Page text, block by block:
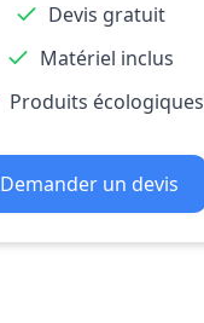
Devis gratuit
Matériel inclus
Produits écologiques
Demander un devis